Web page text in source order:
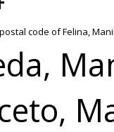
code of Felina,